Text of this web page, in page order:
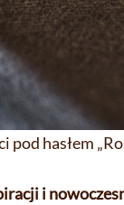
pod hasłem
i